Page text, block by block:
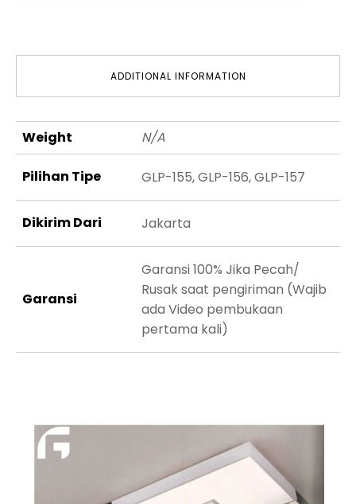
ADDITIONAL INFORMATION
Weight N/A
Pilihan Tipe GLP-155, GLP-156, GLP-157
Dikirim Dari Jakarta
Garansi
Garansi 100% Jika Pecah/
Rusak saat pengiriman (Wajib
ada Video pembukaan
pertama kali)